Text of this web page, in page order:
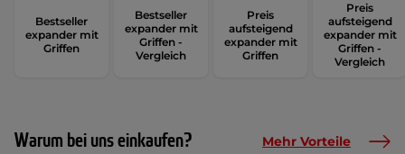
Bestseller
expander mit
Griffen
Bestseller
expander mit
Griffen -
Vergleich
Preis
aufsteigend
expander mit
Griffen
Preis
aufsteigend
expander mit
Griffen -
Vergleich
Warum bei uns einkaufen? Mehr Vorteile